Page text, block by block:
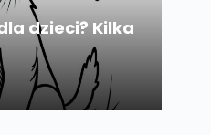
dzieci? Kilka